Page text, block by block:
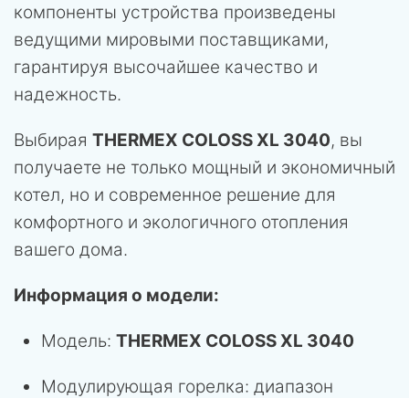
компоненты устройства произведены
ведущими мировыми поставщиками,
гарантируя высочайшее качество и
надежность.
Выбирая THERMEX COLOSS XL 3040, вы
получаете не только мощный и экономичный
котел, но и современное решение для
комфортного и экологичного отопления
вашего дома.
Информация о модели:
Модель: THERMEX COLOSS XL 3040
Модулирующая горелка: диапазон